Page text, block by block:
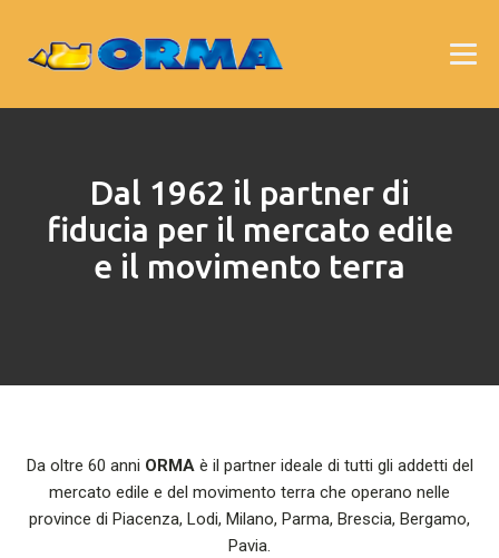
Dal 1962 il partner di
fiducia per il mercato edile
e il movimento terra
Da oltre 60 anni ORMAè il partner ideale di tutti gli addetti del
mercato edile e del movimento terra che operano nelle
province di Piacenza, Lodi, Milano, Parma, Brescia, Bergamo,
Pavia.